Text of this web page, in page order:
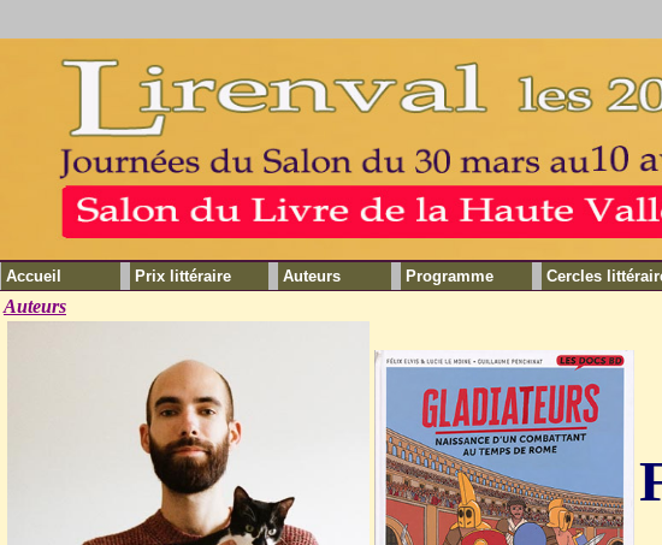
Auteurs
Accueil Cercles
Prix littéraire Auteurs Programme